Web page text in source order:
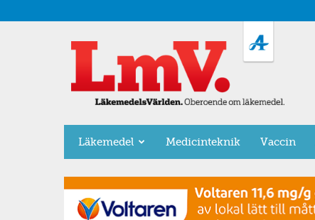
LäkemedelsVärlden
Läkemedel Medicinteknik Vaccin